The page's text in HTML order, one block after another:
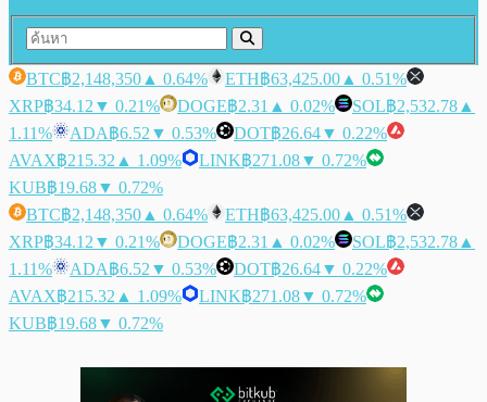
BTC฿2,148,350 ▲ 0.64% ETH฿63,425.00 ▲ 0.51%
XRP฿34.12 ▼ 0.21% DOGE฿2.31 ▲ 0.02% SOL฿2,532.78 ▲
1.11%
ADA฿6.52 ▼ 0.53% DOT฿26.64▼ 0.22%
AVAX฿215.32 ▲ 1.09% LINK฿271.08▼ 0.72%
KUB฿19.68▼ 0.72%
BTC฿2,148,350 ▲ 0.64% ETH฿63,425.00 ▲ 0.51%
XRP฿34.12 ▼ 0.21% DOGE฿2.31 ▲ 0.02% SOL฿2,532.78 ▲
1.11%
ADA฿6.52 ▼ 0.53% DOT฿26.64▼ 0.22%
AVAX฿215.32 ▲ 1.09% LINK฿271.08▼ 0.72%
KUB฿19.68▼ 0.72%